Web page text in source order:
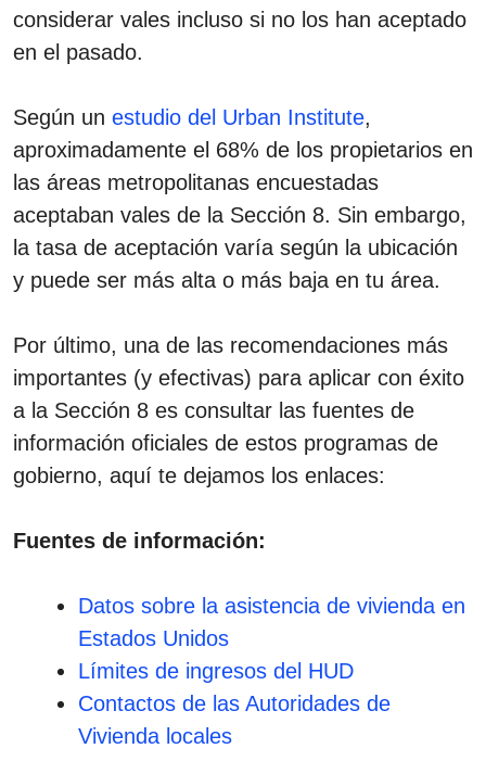
considerar vales incluso si no los han aceptado
en el pasado.
Según un estudio del Urban Institute,
aproximadamente el 68% de los propietarios en
las áreas metropolitanas encuestadas
aceptaban vales de la Sección 8. Sin embargo,
la tasa de aceptación varía según la ubicación
y puede ser más alta o más baja en tu área.
Por último, una de las recomendaciones más
importantes (y efectivas) para aplicar con éxito
a la Sección 8 es consultar las fuentes de
información oficiales de estos programas de
gobierno, aquí te dejamos los enlaces:
Fuentes de información:
Datos sobre la asistencia de vivienda en
Estados Unidos
Límites de ingresos del HUD
Contactos de las Autoridades de
Vivienda locales